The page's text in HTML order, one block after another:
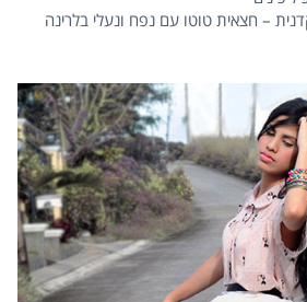
– חצאית טוטו עם נפח ונעלי בלרינה